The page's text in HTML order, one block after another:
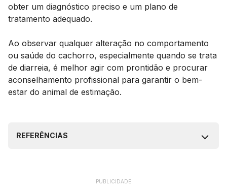
obter um diagnóstico preciso e um plano de
tratamento adequado.
Ao observar qualquer alteração no comportamento
ou saúde do cachorro, especialmente quando se trata
de diarreia, é melhor agir com prontidão e procurar
aconselhamento profissional para garantir o bem-
estar do animal de estimação.
REFERÊNCIAS
PUBLICIDADE